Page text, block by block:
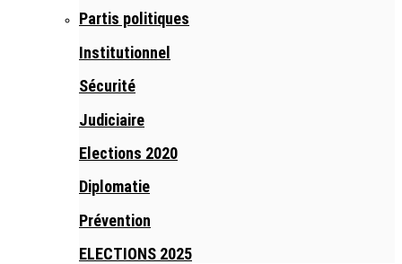
Partis politiques
Institutionnel
Sécurité
Judiciaire
Elections 2020
Diplomatie
Prévention
ELECTIONS 2025